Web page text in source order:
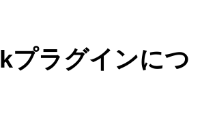
プラグインにつ